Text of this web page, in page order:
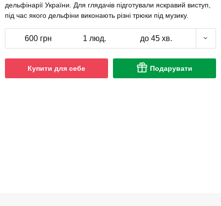
дельфінарії України. Для глядачів підготували яскравий виступ,
під час якого дельфіни виконають різні трюки під музику.
600 грн 1 люд. до 45 хв.
Купити для себе Подарувати